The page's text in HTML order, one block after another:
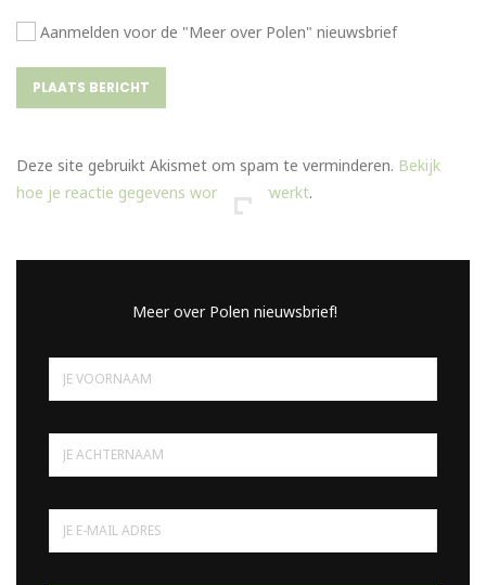
Aanmelden voor de "Meer over Polen" nieuwsbrief
Deze site gebruikt Akismet om spam te verminderen. Bekijk
hoe je reactie gegevens worden verwerkt.
Meer over Polen nieuwsbrief!